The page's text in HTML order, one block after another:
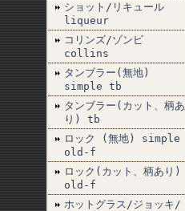
ショット/リキュール
liqueur
コリンズ/ゾンビ
collins
タンブラー(無地)
simple tb
タンブラー(カット、柄あ
り) tb
ロック (無地) simple
old-f
ロック(カット、柄あり)
old-f
ホットグラス/ジョッキ/